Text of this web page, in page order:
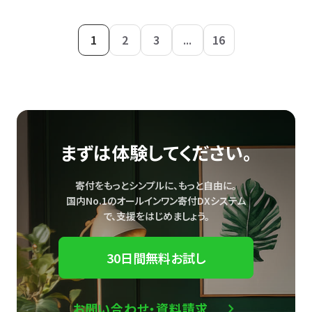
1 2 3 ... 16
まずは体験してください。
寄付をもっとシンプルに、もっと自由に。
国内No.1のオールインワン寄付DXシステム
で、支援をはじめましょう。
30日間無料お試し
お問い合わせ・資料請求